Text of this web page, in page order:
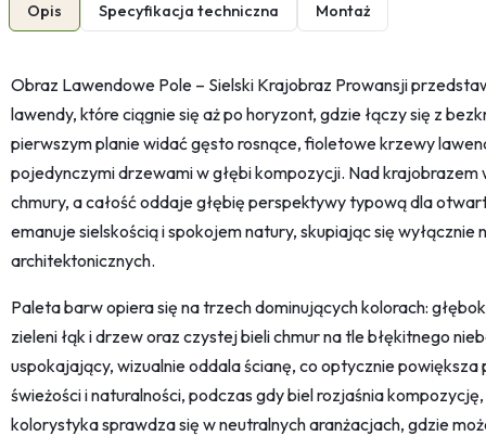
Opis Specyfikacja techniczna Montaż
Obraz Lawendowe Pole – Sielski Krajobraz Prowansji
lawendy, które ciągnie się aż po horyzont, gdzie łączy się z
pierwszym planie widać gęsto rosnące, fioletowe krzewy
pojedynczymi drzewami w głębi kompozycji. Nad krajobrazem
chmury, a całość oddaje głębię perspektywy typową dla
emanuje sielskością i spokojem natury, skupiając się
architektonicznych.
Paleta barw opiera się na trzech dominujących kolorach:
zieleni łąk i drzew oraz czystej bieli chmur na tle błękitnego
uspokajający, wizualnie oddala ścianę, co optycznie
świeżości i naturalności, podczas gdy biel rozjaśnia
kolorystyka sprawdza się w neutralnych aranżacjach, gdzie